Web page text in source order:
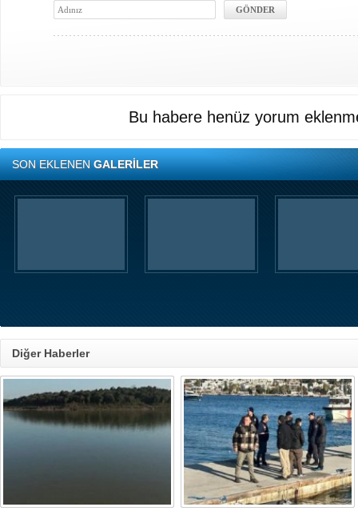
Bu habere henüz yorum
SON EKLENENGALERİLER
Diğer Haberler